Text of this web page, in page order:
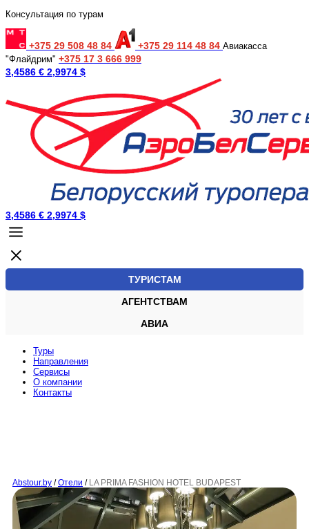
Консультация по турам
+375 29 508 48 84 +375 29 114 48 84 Авиакасса
"Флайдрим" +375 17 3 666 999
3,4586 € 2,9974 $
3,4586 € 2,9974 $
ТУРИСТАМ
АГЕНТСТВАМ
АВИА
Туры
Направления
Сервисы
O компании
Контакты
Abstour.by / Отели / LA PRIMA FASHION HOTEL BUDAPEST